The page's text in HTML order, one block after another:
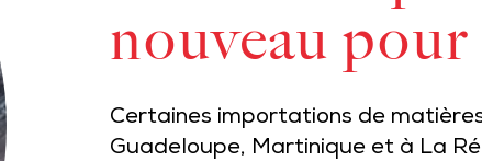
nouveau
Certaines importations de
Guadeloupe, Martinique et à La